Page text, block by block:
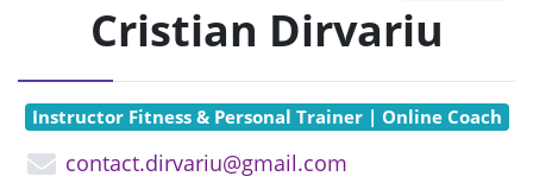
Cristian Dirvariu
Instructor Fitness & Personal Trainer | Online Coach
contact.dirvariu@gmail.com